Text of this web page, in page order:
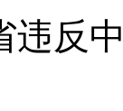
违反